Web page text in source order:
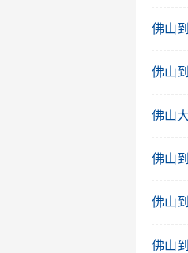
佛山
佛山
佛山
佛山
佛山
佛山